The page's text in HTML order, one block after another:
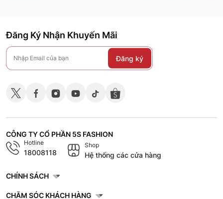
Đăng Ký Nhận Khuyến Mãi
Đăng ký
CÔNG TY CỔ PHẦN 5S FASHION
Hotline
18008118
Shop
Hệ thống các cửa hàng
CHÍNH SÁCH
CHĂM SÓC KHÁCH HÀNG